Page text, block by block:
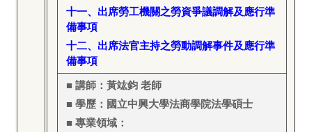
十一、出席勞工機關之勞資爭議調解及應行準
備事項
十二、出席法官主持之勞動調解事件及應行準
備事項
■ 講師：黃竑鈞 老師
■ 學歷：國立中興大學法商學院法學碩士
■ 專業領域：